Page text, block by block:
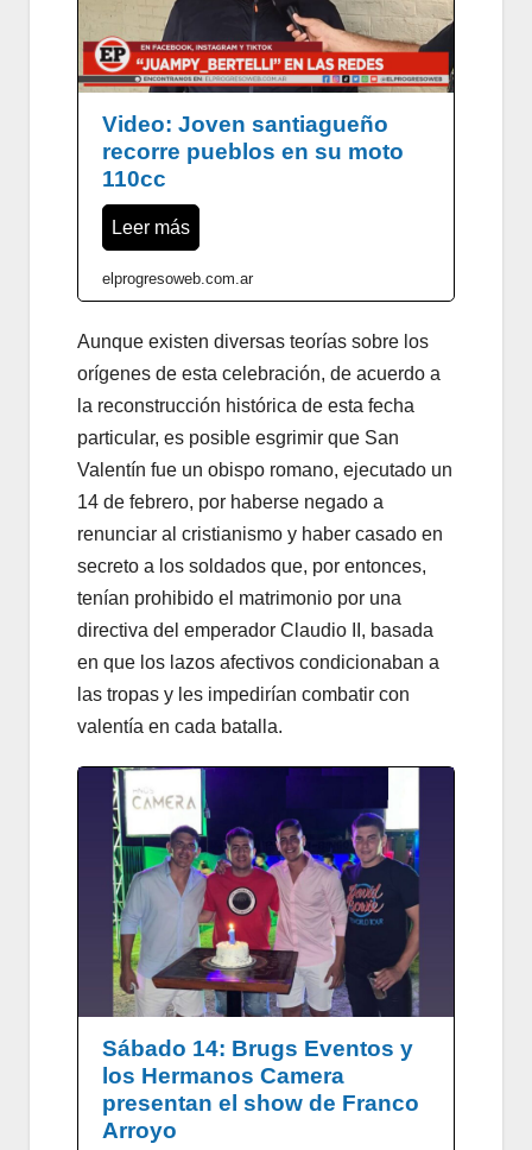
Video: Joven santiagueño
recorre pueblos en su moto
110cc
Leer más
elprogresoweb.com.ar
Aunque existen diversas teorías sobre los
orígenes de esta celebración, de acuerdo a
la reconstrucción histórica de esta fecha
particular, es posible esgrimir que San
Valentín fue un obispo romano, ejecutado un
14 de febrero, por haberse negado a
renunciar al cristianismo y haber casado en
secreto a los soldados que, por entonces,
tenían prohibido el matrimonio por una
directiva del emperador Claudio II, basada
en que los lazos afectivos condicionaban a
las tropas y les impedirían combatir con
valentía en cada batalla.
Sábado 14: Brugs Eventos y
los Hermanos Camera
presentan el show de Franco
Arroyo